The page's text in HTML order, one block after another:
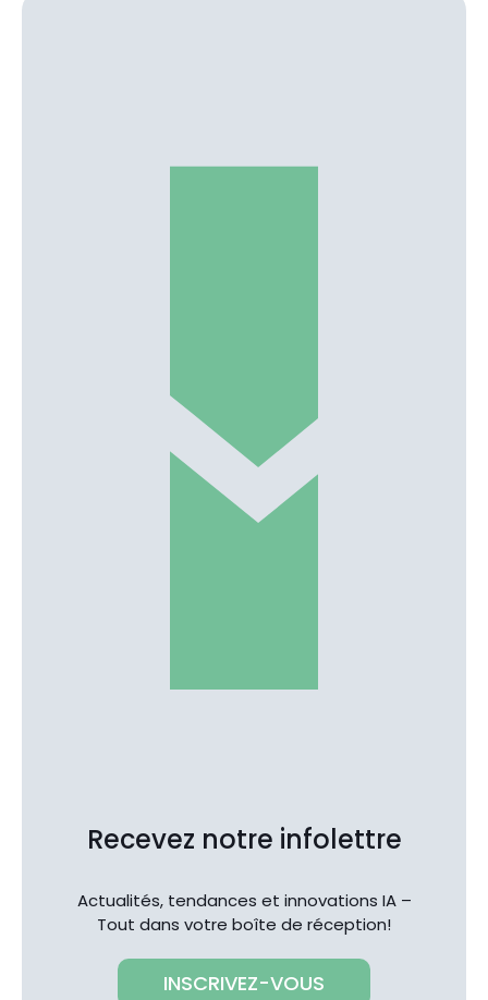
Recevez notre infolettre
Actualités, tendances et innovations IA –
Tout dans votre boîte de réception!
INSCRIVEZ-VOUS